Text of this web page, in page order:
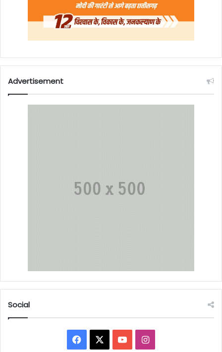
Advertisement
Social
Facebook YouTubeInstagram